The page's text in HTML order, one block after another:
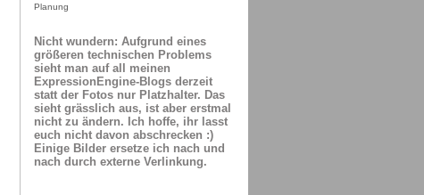
Planung
Nicht wundern: Aufgrund eines
größeren technischen Problems
sieht man auf all meinen
ExpressionEngine-Blogs derzeit
statt der Fotos nur Platzhalter. Das
sieht grässlich aus, ist aber erstmal
nicht zu ändern. Ich hoffe, ihr lasst
euch nicht davon abschrecken :)
Einige Bilder ersetze ich nach und
nach durch externe Verlinkung.